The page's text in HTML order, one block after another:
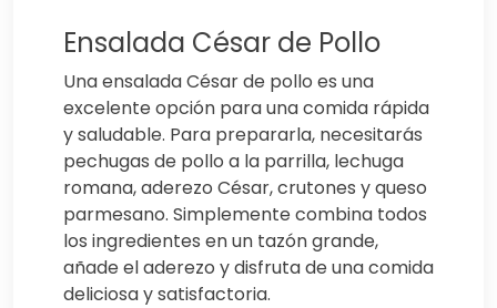
Ensalada César de Pollo
Una ensalada César de pollo es una
excelente opción para una comida rápida
y saludable. Para prepararla, necesitarás
pechugas de pollo a la parrilla, lechuga
romana, aderezo César, crutones y queso
parmesano. Simplemente combina todos
los ingredientes en un tazón grande,
añade el aderezo y disfruta de una comida
deliciosa y satisfactoria.